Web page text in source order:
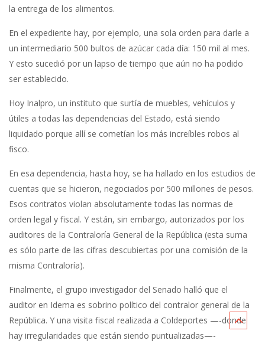
la entrega de los alimentos.
En el expediente hay, por ejemplo, una sola orden para darle a
un intermediario 500 bultos de azúcar cada día: 150 mil al mes.
Y esto sucedió por un lapso de tiempo que aún no ha podido
ser establecido.
Hoy Inalpro, un instituto que surtía de muebles, vehículos y
útiles a todas las dependencias del Estado, está siendo
liquidado porque allí se cometían los más increíbles robos al
fisco.
En esa dependencia, hasta hoy, se ha hallado en los estudios de
cuentas que se hicieron, negociados por 500 millones de pesos.
Esos contratos violan absolutamente todas las normas de
orden legal y fiscal. Y están, sin embargo, autorizados por los
auditores de la Contraloría General de la República (esta suma
es sólo parte de las cifras descubiertas por una comisión de la
misma Contraloría).
Finalmente, el grupo investigador del Senado halló que el
auditor en Idema es sobrino político del contralor general de la
República. Y una visita fiscal realizada a Coldeportes —-donde
hay irregularidades que están siendo puntualizadas—-